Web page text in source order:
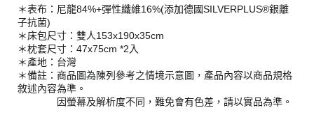
＊表布：尼龍84%+彈性纖維16%(添加德國SILVERPLUS®銀離
子抗菌)
＊床包尺寸：雙人153x190x35cm
＊枕套尺寸：47x75cm *2入
＊產地：台灣
＊備註：商品圖為陳列參考之情境示意圖，產品內容以商品規格
敘述內容為準。
因螢幕及解析度不同，難免會有色差，請以實品為準。